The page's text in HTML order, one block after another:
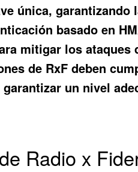
única,
basado en
mitigar los
de RxF deben
un nivel
Radio x